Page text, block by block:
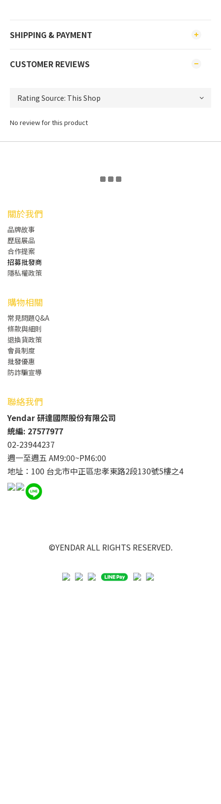
SHIPPING & PAYMENT
CUSTOMER REVIEWS
No review for this product
關於我們
品牌故事
歷屆展品
合作提案
招募批發商
隱私權政策
購物相關
常見問題Q&A
條款與細則
退換貨政策
會員制度
批發優惠
防詐騙宣導
聯絡我們
Yendar 研達國際股份有限公司
統編: 27577977
02-23944237
週一至週五 AM9:00~PM6:00
地址：100 台北市中正區忠孝東路2段130號5樓之4
©YENDAR ALL RIGHTS RESERVED.